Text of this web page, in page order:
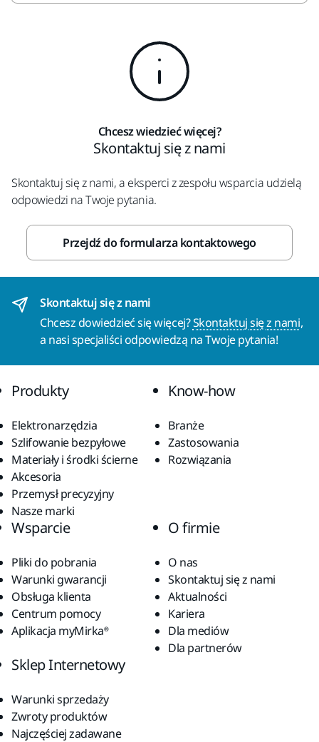
Chcesz wiedzieć więcej?
Skontaktuj się z nami
Skontaktuj się z nami, a eksperci z zespołu wsparcia udzielą
odpowiedzi na Twoje pytania.
Przejdź do formularza kontaktowego
Skontaktuj się z nami
Chcesz dowiedzieć się więcej?Skontaktuj się z nami,
a nasi specjaliści odpowiedzą na Twoje pytania!
Produkty
Elektronarzędzia
Szlifowanie bezpyłowe
Materiały i środki ścierne
Akcesoria
Przemysł precyzyjny
Nasze marki
Know-how
Branże
Zastosowania
Rozwiązania
Wsparcie
Pliki do pobrania
Warunki gwarancji
Obsługa klienta
Centrum pomocy
Aplikacja myMirka®
O firmie
O nas
Skontaktuj się z nami
Aktualności
Kariera
Dla mediów
Dla partnerów
Sklep Internetowy
Warunki sprzedaży
Zwroty produktów
Najczęściej zadawane